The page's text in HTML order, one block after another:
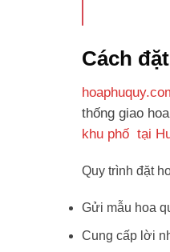
Cách
thống giao
khu phố tại
Quy trình đặt
Gửi mẫu hoa
Cung cấp lời